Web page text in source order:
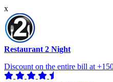
x
Restaurant 2 Night
Discount on the entire bill at